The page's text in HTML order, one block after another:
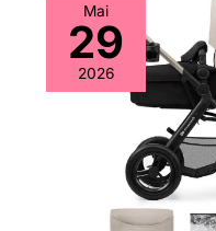
Mai
29
2026